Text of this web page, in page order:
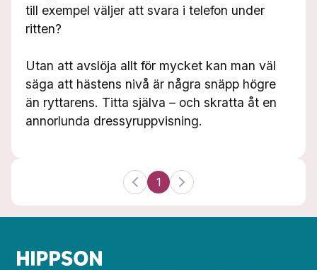
till exempel väljer att svara i telefon under
ritten?
Utan att avslöja allt för mycket kan man väl
säga att hästens nivå är några snäpp högre
än ryttarens. Titta själva – och skratta åt en
annorlunda dressyruppvisning.
1